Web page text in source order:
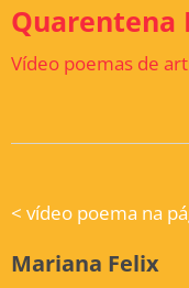
Quarentena
Vídeo poemas de
< vídeo poema na
Mariana Felix